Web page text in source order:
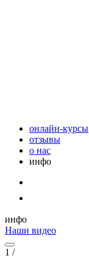
онлайн-курсы
отзывы
о нас
инфо
инфо
Наши видео
1 /